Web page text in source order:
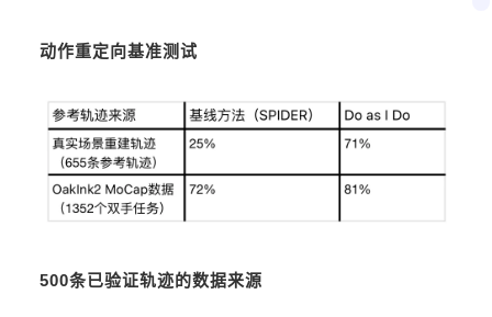
动作重定向基准测试
500条已验证轨迹的数据来源